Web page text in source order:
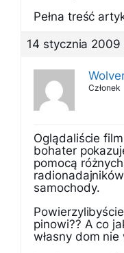
Pełna treść
14 stycznia 2009
Członek
Oglądaliście
bohater
pomocą
samochody.
pinowi?? A co
własny dom